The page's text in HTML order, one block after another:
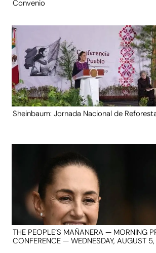
Convenio
Sheinbaum: Jornada Nacional de
THE PEOPLE’S MAÑANERA — MORNING
CONFERENCE — WEDNESDAY, AUGUST